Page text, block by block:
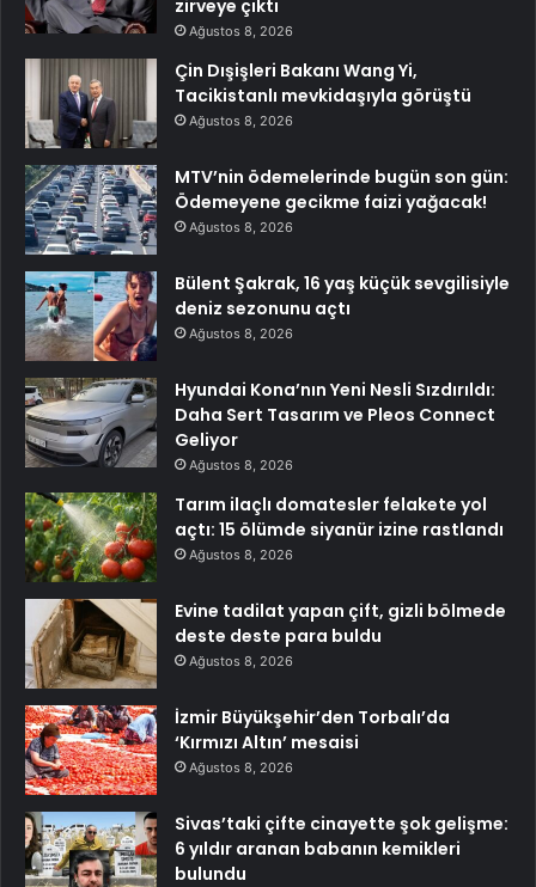
zirveye çıktı
Ağustos 8, 2026
Çin Dışişleri Bakanı Wang Yi,
Tacikistanlı mevkidaşıyla görüştü
Ağustos 8, 2026
MTV’nin ödemelerinde bugün son gün:
Ödemeyene gecikme faizi yağacak!
Ağustos 8, 2026
Bülent Şakrak, 16 yaş küçük sevgilisiyle
deniz sezonunu açtı
Ağustos 8, 2026
Hyundai Kona’nın Yeni Nesli Sızdırıldı:
Daha Sert Tasarım ve Pleos Connect
Geliyor
Ağustos 8, 2026
Tarım ilaçlı domatesler felakete yol
açtı: 15 ölümde siyanür izine rastlandı
Ağustos 8, 2026
Evine tadilat yapan çift, gizli bölmede
deste deste para buldu
Ağustos 8, 2026
İzmir Büyükşehir’den Torbalı’da
‘Kırmızı Altın’ mesaisi
Ağustos 8, 2026
Sivas’taki çifte cinayette şok gelişme:
6 yıldır aranan babanın kemikleri
bulundu